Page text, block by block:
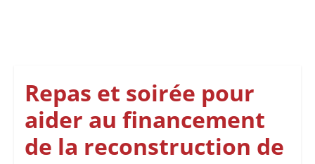
Repas et soirée pour
aider au financement
de la reconstruction de